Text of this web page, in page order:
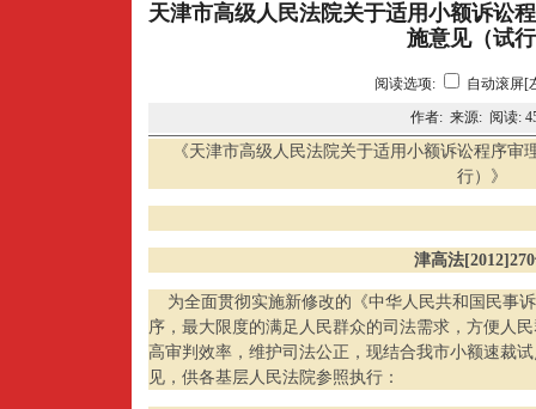
天津市高级人民法院关于适用小额诉讼
施意见（试
阅读选项:
自动滚屏[
作者: 来源: 阅读:
《天津市高级人民法院关于适用小额诉讼程序
行）》
津高法[2012]270
为全面贯彻实施新修改的《中华人民共和国民事
序，最大限度的满足人民群众的司法需求，方便人
高审判效率，维护司法公正，现结合我市小额速裁
见，供各基层人民法院参照执行：